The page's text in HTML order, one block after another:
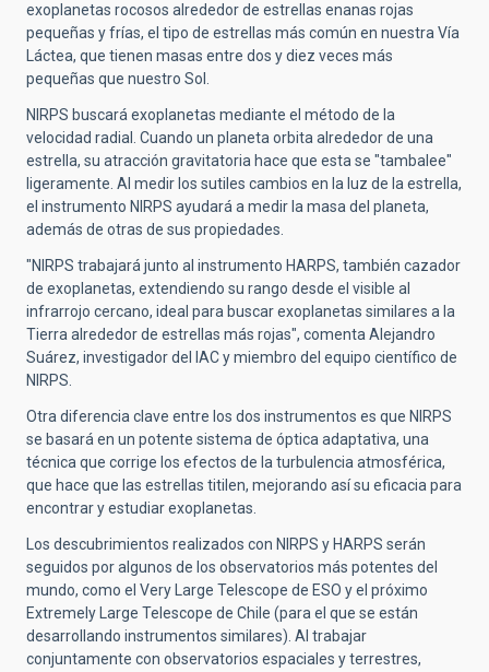
exoplanetas rocosos alrededor de estrellas enanas rojas
pequeñas y frías, el tipo de estrellas más común en nuestra Vía
Láctea, que tienen masas entre dos y diez veces más
pequeñas que nuestro Sol.
NIRPS buscará exoplanetas mediante el método de la
velocidad radial. Cuando un planeta orbita alrededor de una
estrella, su atracción gravitatoria hace que esta se "tambalee"
ligeramente. Al medir los sutiles cambios en la luz de la estrella,
el instrumento NIRPS ayudará a medir la masa del planeta,
además de otras de sus propiedades.
"NIRPS trabajará junto al instrumento HARPS, también cazador
de exoplanetas, extendiendo su rango desde el visible al
infrarrojo cercano, ideal para buscar exoplanetas similares a la
Tierra alrededor de estrellas más rojas", comenta Alejandro
Suárez, investigador del IAC y miembro del equipo científico de
NIRPS.
Otra diferencia clave entre los dos instrumentos es que NIRPS
se basará en un potente sistema de óptica adaptativa, una
técnica que corrige los efectos de la turbulencia atmosférica,
que hace que las estrellas titilen, mejorando así su eficacia para
encontrar y estudiar exoplanetas.
Los descubrimientos realizados con NIRPS y HARPS serán
seguidos por algunos de los observatorios más potentes del
mundo, como el Very Large Telescope de ESO y el próximo
Extremely Large Telescope de Chile (para el que se están
desarrollando instrumentos similares). Al trabajar
conjuntamente con observatorios espaciales y terrestres,